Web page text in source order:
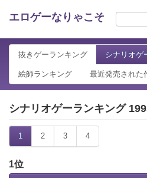
エロゲーなりゃこそ
抜きゲーランキング シナリオゲ
絵師ランキング 最近発売された
シナリオゲーランキング
1 2 3 4
1位